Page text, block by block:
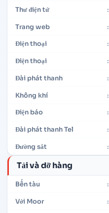
Thư điện tử :
Trang web :
Điện thoại :
Điện thoại :
Đài phát thanh :
Không khí :
Điện báo :
Đài phát thanh Tel :
Đường sắt :
Tải và dỡ hàng
Bến tàu :
Với Moor :